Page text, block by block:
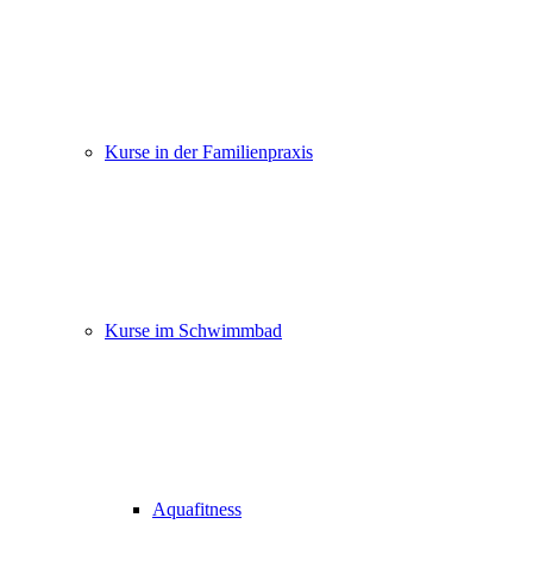
Kurse in der Familienpraxis
Kurse im Schwimmbad
Aquafitness